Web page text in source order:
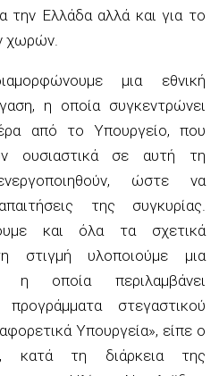
την Ελλάδα αλλά και για το
χωρών.
μια εθνική
η οποία συγκεντρώνει
από το Υπουργείο, που
ουσιαστικά σε αυτή τη
ώστε να
της συγκυρίας.
και όλα τα σχετικά
στιγμή υλοποιούμε μια
η οποία περιλαμβάνει
στεγαστικού
Υπουργεία», είπε ο
κατά τη διάρκεια της